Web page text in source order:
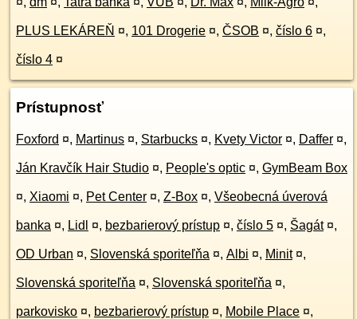
PLUS LEKÁREŇ ¤, 101 Drogerie ¤, ČSOB ¤, číslo 6 ¤,
číslo 4 ¤
Prístupnosť
Foxford ¤, Martinus ¤, Starbucks ¤, Kvety Victor ¤, Daffer ¤,
Ján Kravčík Hair Studio ¤, People's optic ¤, GymBeam Box
¤, Xiaomi ¤, Pet Center ¤, Z-Box ¤, Všeobecná úverová
banka ¤, Lidl ¤, bezbarierový prístup ¤, číslo 5 ¤, Šagát ¤,
OD Urban ¤, Slovenská sporiteľňa ¤, Albi ¤, Minit ¤,
Slovenská sporiteľňa ¤, Slovenská sporiteľňa ¤,
parkovisko ¤, bezbarierový prístup ¤, Mobile Place ¤,